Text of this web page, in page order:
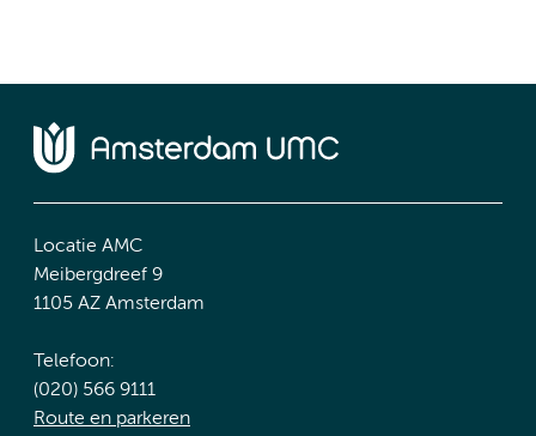
Locatie AMC
Meibergdreef 9
1105 AZ Amsterdam
Telefoon:
(020) 566 9111
Route en parkeren